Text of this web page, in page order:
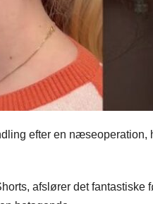
efter en
afslører det fantastiske